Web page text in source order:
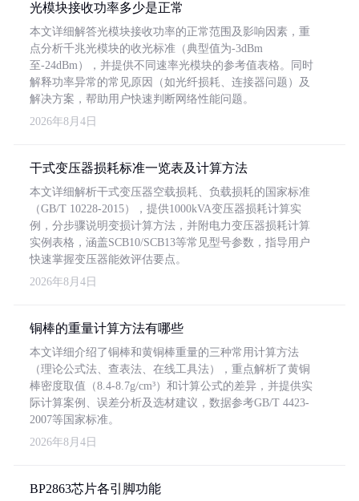
光模块接收功率多少是正常
本文详细解答光模块接收功率的正常范围及影响因素，重
点分析千兆光模块的收光标准（典型值为-3dBm
至-24dBm），并提供不同速率光模块的参考值表格。同时
解释功率异常的常见原因（如光纤损耗、连接器问题）及
解决方案，帮助用户快速判断网络性能问题。
2026年8月4日
干式变压器损耗标准一览表及计算方法
本文详细解析干式变压器空载损耗、负载损耗的国家标准
（GB/T 10228-2015），提供1000kVA变压器损耗计算实
例，分步骤说明变损计算方法，并附电力变压器损耗计算
实例表格，涵盖SCB10/SCB13等常见型号参数，指导用户
快速掌握变压器能效评估要点。
2026年8月4日
铜棒的重量计算方法有哪些
本文详细介绍了铜棒和黄铜棒重量的三种常用计算方法
（理论公式法、查表法、在线工具法），重点解析了黄铜
棒密度取值（8.4-8.7g/cm³）和计算公式的差异，并提供实
际计算案例、误差分析及选材建议，数据参考GB/T 4423-
2007等国家标准。
2026年8月4日
BP2863芯片各引脚功能